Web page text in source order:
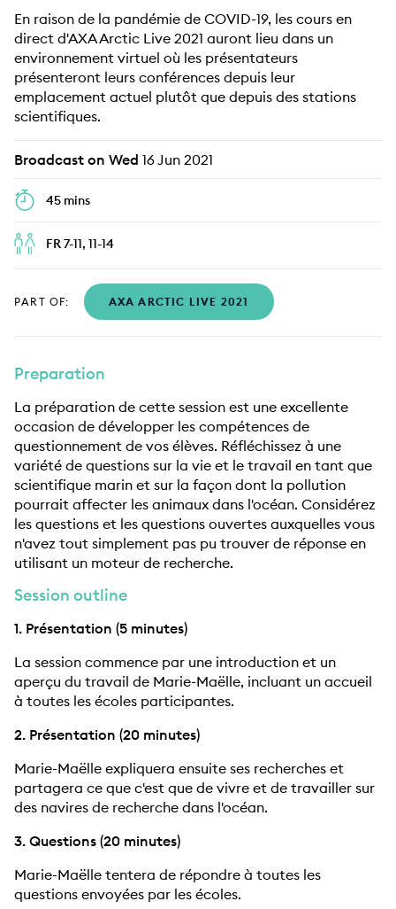
En raison de la pandémie de COVID-19, les cours en
direct d'AXA Arctic Live 2021 auront lieu dans un
environnement virtuel où les présentateurs
présenteront leurs conférences depuis leur
emplacement actuel plutôt que depuis des stations
scientifiques.
Broadcast on Wed 16 Jun 2021
45 mins
FR 7-11, 11-14
PART OF: AXA ARCTIC LIVE 2021
Preparation
La préparation de cette session est une excellente
occasion de développer les compétences de
questionnement de vos élèves. Réfléchissez à une
variété de questions sur la vie et le travail en tant que
scientifique marin et sur la façon dont la pollution
pourrait affecter les animaux dans l'océan. Considérez
les questions et les questions ouvertes auxquelles vous
n'avez tout simplement pas pu trouver de réponse en
utilisant un moteur de recherche.
Session outline
1. Présentation (5 minutes)
La session commence par une introduction et un
aperçu du travail de Marie-Maëlle, incluant un accueil
à toutes les écoles participantes.
2. Présentation (20 minutes)
Marie-Maëlle expliquera ensuite ses recherches et
partagera ce que c'est que de vivre et de travailler sur
des navires de recherche dans l'océan.
3. Questions (20 minutes)
Marie-Maëlle tentera de répondre à toutes les
questions envoyées par les écoles.